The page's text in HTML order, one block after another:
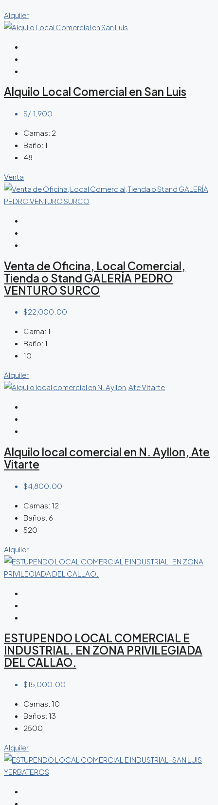
Alquiler
Alquilo Local Comercial en San Luis
S/.1,900
Camas: 2
Baño: 1
48
Venta
Venta de Oficina, Local Comercial,
Tienda o Stand GALERÍA PEDRO
VENTURO SURCO
$22,000.00
Cama: 1
Baño: 1
10
Alquiler
Alquilo local comercial en N. Ayllon, Ate
Vitarte
$4,800.00
Camas: 12
Baños: 6
520
Alquiler
ESTUPENDO LOCAL COMERCIAL E
INDUSTRIAL. EN ZONA PRIVILEGIADA
DEL CALLAO.
$15,000.00
Camas: 10
Baños: 13
2500
Alquiler